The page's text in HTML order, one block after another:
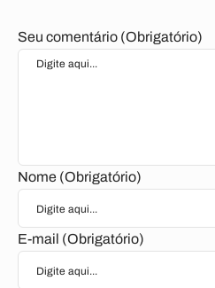
Seu comentário (Obrigatório)
Nome (Obrigatório)
E-mail (Obrigatório)